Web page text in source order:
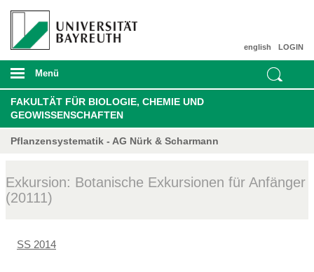
LOGIN
english
Menü
FAKULTÄT FÜR BIOLOGIE, CHEMIE UND
GEOWISSENSCHAFTEN
Pflanzensystematik - AG Nürk & Scharmann
Exkursion: Botanische Exkursionen für Anfänger
(20111)
SS 2014